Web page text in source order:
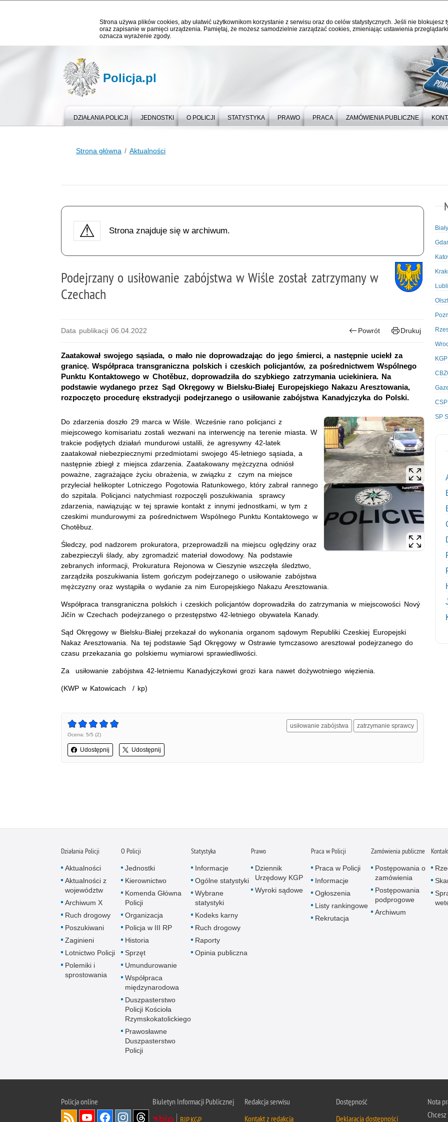
Strona używa plików cookies, aby ułatwić użytkownikom korzystanie z serwisu oraz do celów statystycznych. Jeśli nie blokujesz
oraz zapisanie w pamięci urządzenia. Pamiętaj, że możesz samodzielnie zarządzać cookies, zmieniając ustawienia
oznacza wyrażenie zgody.
Policja.pl
DZIAŁANIA POLICJI JEDNOSTKI O POLICJI STATYSTYKA PRAWO PRACA ZAMÓWIENIA PUBLICZNE
Strona główna Aktualności
Strona znajduje się w archiwum.
Podejrzany o usiłowanie zabójstwa w Wiśle został zatrzymany w
Czechach
Data publikacji 06.04.2022 Powrót Drukuj
Zaatakował swojego sąsiada, o mało nie doprowadzając do jego śmierci, a następnie uciekł za
granicę. Współpraca transgraniczna polskich i czeskich policjantów, za pośrednictwem Wspólnego
Punktu Kontaktowego w Chotěbuz, doprowadziła do szybkiego zatrzymania uciekiniera. Na
podstawie wydanego przez Sąd Okręgowy w Bielsku-Białej Europejskiego Nakazu Aresztowania,
rozpoczęto procedurę ekstradycji podejrzanego o usiłowanie zabójstwa Kanadyjczyka do Polski.
Do zdarzenia doszło 29 marca w Wiśle. Wcześnie rano policjanci z
miejscowego komisariatu zostali wezwani na interwencję na terenie miasta. W
trakcie podjętych działań mundurowi ustalili, że agresywny 42-latek
zaatakował niebezpiecznymi przedmiotami swojego 45-letniego sąsiada, a
następnie zbiegł z miejsca zdarzenia. Zaatakowany mężczyzna odniósł
poważne, zagrażające życiu obrażenia, w związku z czym na miejsce
przyleciał helikopter Lotniczego Pogotowia Ratunkowego, który zabrał rannego
do szpitala. Policjanci natychmiast rozpoczęli poszukiwania sprawcy
zdarzenia, nawiązując w tej sprawie kontakt z innymi jednostkami, w tym z
czeskimi mundurowymi za pośrednictwem Wspólnego Punktu Kontaktowego w
Chotěbuz.
Śledczy, pod nadzorem prokuratora, przeprowadzili na miejscu oględziny oraz
zabezpieczyli ślady, aby zgromadzić materiał dowodowy. Na podstawie
zebranych informacji, Prokuratura Rejonowa w Cieszynie wszczęła śledztwo,
zarządziła poszukiwania listem gończym podejrzanego o usiłowanie zabójstwa
mężczyzny oraz wystąpiła o wydanie za nim Europejskiego Nakazu Aresztowania.
Współpraca transgraniczna polskich i czeskich policjantów doprowadziła do zatrzymania w miejscowości Nový
Jičín w Czechach podejrzanego o przestępstwo 42-letniego obywatela Kanady.
Sąd Okręgowy w Bielsku-Białej przekazał do wykonania organom sądowym Republiki Czeskiej Europejski
Nakaz Aresztowania. Na tej podstawie Sąd Okręgowy w Ostrawie tymczasowo aresztował podejrzanego do
czasu przekazania go polskiemu wymiarowi sprawiedliwości.
Za usiłowanie zabójstwa 42-letniemu Kanadyjczykowi grozi kara nawet dożywotniego więzienia.
(KWP w Katowicach / kp)
Ocena: 5/5 (2)
Udostępnij Udostępnij
usiłowanie zabójstwa zatrzymanie sprawcy
KGP
SP
Działania Policji
Aktualności
Aktualności z
województw
Archiwum X
Ruch drogowy
Poszukiwani
Zaginieni
Lotnictwo Policji
Polemiki i
sprostowania
O Policji
Jednostki
Kierownictwo
Komenda Główna
Policji
Organizacja
Policja w III RP
Historia
Sprzęt
Umundurowanie
Współpraca
międzynarodowa
Duszpasterstwo
Policji Kościoła
Rzymskokatolickiego
Prawosławne
Duszpasterstwo
Policji
Statystyka
Informacje
Ogólne statystyki
Wybrane
statystyki
Kodeks karny
Ruch drogowy
Raporty
Opinia publiczna
Prawo
Dziennik
Urzędowy KGP
Wyroki sądowe
Praca w Policji
Praca w Policji
Informacje
Ogłoszenia
Listy rankingowe
Rekrutacja
Zamówienia publiczne
Postępowania o
zamówienia
Postępowania
podprogowe
Archiwum
Policjaonline
Biuletyn Informacji Publicznej
BIP KGP
Redakcja serwisu
Kontakt z redakcją
Dostępność
Deklaracja dostępności
Nota